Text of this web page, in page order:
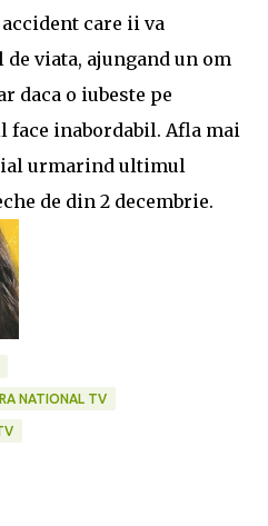
care ii va
viata, ajungand un om
daca o iubeste pe
face inabordabil. Afla mai
urmarind ultimul
de din 2 decembrie.
NATIONAL TV